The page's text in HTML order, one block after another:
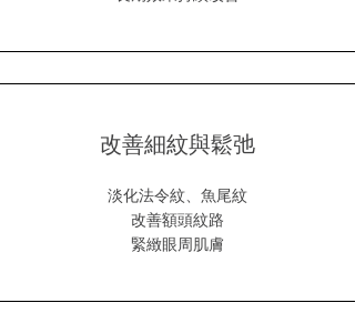
改善細紋與鬆弛
淡化法令紋、魚尾紋
改善額頭紋路
緊緻眼周肌膚